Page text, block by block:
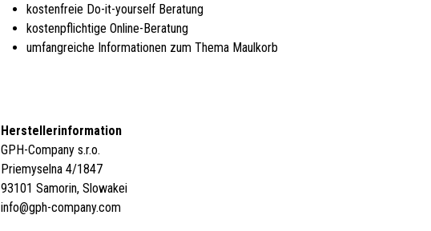
kostenfreie Do-it-yourself Beratung
kostenpflichtige Online-Beratung
umfangreiche Informationen zum Thema Maulkorb
Herstellerinformation
GPH-Company s.r.o.
Priemyselna 4/1847
93101 Samorin, Slowakei
info@gph-company.com